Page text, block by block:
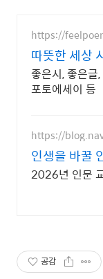
https://
좋은시, 좋은글
포토에세이 등
https://
인생을 바꿀
공감